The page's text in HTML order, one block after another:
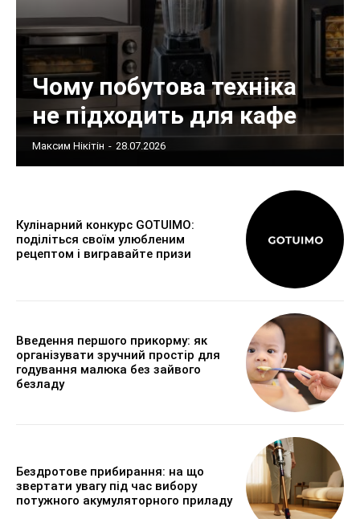
Чому побутова техніка
не підходить для кафе
Максим Нікітін - 28.07.2026
Кулінарний конкурс GOTUIMO:
поділіться своїм улюбленим
рецептом і вигравайте призи
Введення першого прикорму: як
організувати зручний простір для
годування малюка без зайвого
безладу
Бездротове прибирання: на що
звертати увагу під час вибору
потужного акумуляторного приладу